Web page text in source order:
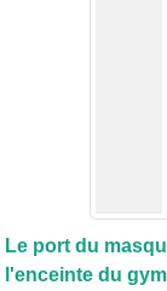
Le port du
l'enceinte du